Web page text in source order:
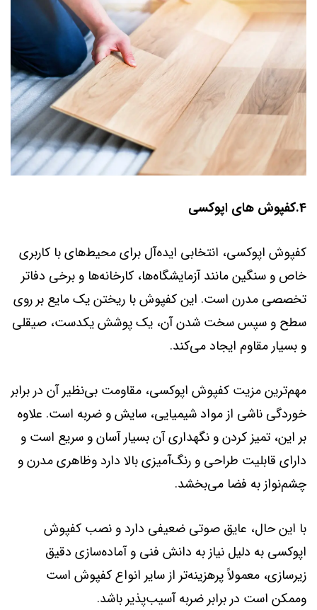
4.کفپوش های اپوکسی
کفپوش اپوکسی، انتخابی ایده‌آل برای محیط‌های با کاربری
خاص و سنگین مانند آزمایشگاه‌ها، کارخانه‌ها و برخی دفاتر
تخصصی مدرن است. این کفپوش با ریختن یک مایع بر روی
سطح و سپس سخت شدن آن، یک پوشش یکدست، صیقلی
و بسیار مقاوم ایجاد می‌کند.
مهم‌ترین مزیت کفپوش اپوکسی، مقاومت بی‌نظیر آن در برابر
خوردگی ناشی از مواد شیمیایی، سایش و ضربه است. علاوه
بر این، تمیز کردن و نگهداری آن بسیار آسان و سریع است و
دارای قابلیت طراحی و رنگ‌آمیزی بالا دارد وظاهری مدرن و
چشم‌نواز به فضا می‌بخشد.
با این حال، عایق صوتی ضعیفی دارد و نصب کفپوش
اپوکسی به دلیل نیاز به دانش فنی و آماده‌سازی دقیق
زیرسازی، معمولاً پرهزینه‌تر از سایر انواع کفپوش است
وممکن است در برابر ضربه آسیب‌پذیر باشد.